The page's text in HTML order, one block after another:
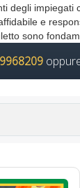
impiegati
e
sono